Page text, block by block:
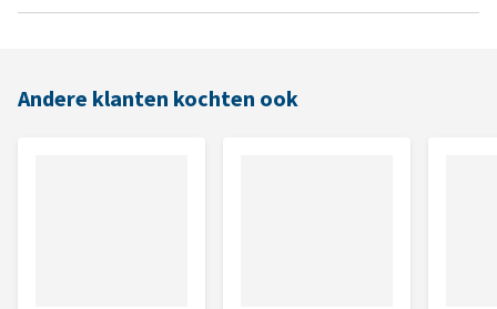
Andere klanten kochten ook